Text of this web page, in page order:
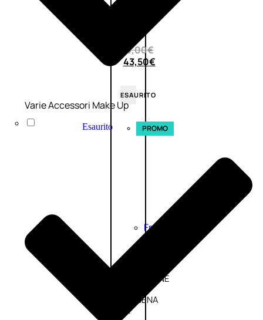
58,00€
43,50€
ESAURITO
Esaurito PROMO
Fragranze
L’OCCITANE
VERBENA
E
Varie Accessori Make Up